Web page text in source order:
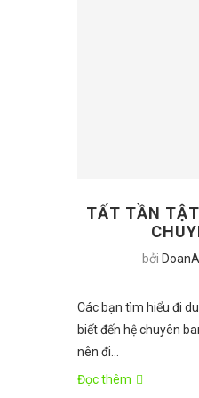
TẤT TẦN
bởi
Các bạn tìm hiểu đi
biết đến hệ chuyên
nên đi…
Đọc thêm